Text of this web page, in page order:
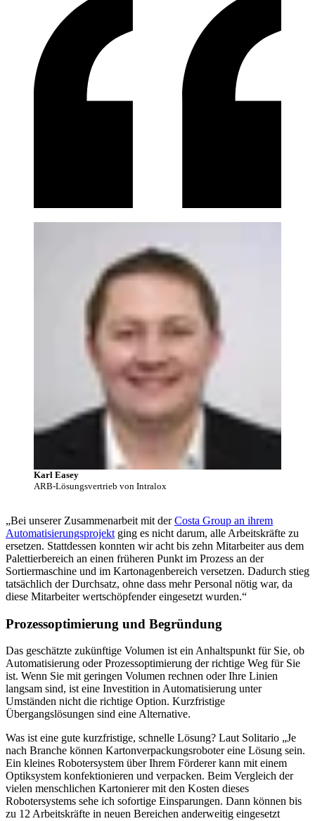
Karl Easey
ARB-Lösungsvertrieb von Intralox
„Bei unserer Zusammenarbeit mit derCosta Group an ihrem
Automatisierungsprojekt ging es nicht darum, alle Arbeitskräfte zu
ersetzen. Stattdessen konnten wir acht bis zehn Mitarbeiter aus dem
Palettierbereich an einen früheren Punkt im Prozess an der
Sortiermaschine und im Kartonagenbereich versetzen. Dadurch stieg
tatsächlich der Durchsatz, ohne dass mehr Personal nötig war, da
diese Mitarbeiter wertschöpfender eingesetzt wurden.“
Prozessoptimierung und Begründung
Das geschätzte zukünftige Volumen ist ein Anhaltspunkt für Sie, ob
Automatisierung oder Prozessoptimierung der richtige Weg für Sie
ist. Wenn Sie mit geringen Volumen rechnen oder Ihre Linien
langsam sind, ist eine Investition in Automatisierung unter
Umständen nicht die richtige Option. Kurzfristige
Übergangslösungen sind eine Alternative.
Was ist eine gute kurzfristige, schnelle Lösung? Laut Solitario „Je
nach Branche können Kartonverpackungsroboter eine Lösung sein.
Ein kleines Robotersystem über Ihrem Förderer kann mit einem
Optiksystem konfektionieren und verpacken. Beim Vergleich der
vielen menschlichen Kartonierer mit den Kosten dieses
Robotersystems sehe ich sofortige Einsparungen. Dann können bis
zu 12 Arbeitskräfte in neuen Bereichen anderweitig eingesetzt